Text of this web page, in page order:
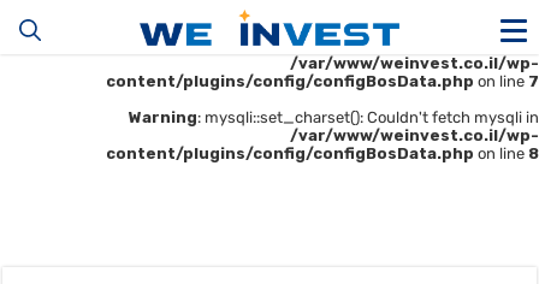
Warning
: mysqli::__construct(): (HY000/1045): Access denied for user
'u414896523_maofData'@'161.35.22.140' (using password: YES) in
/var/www/weinvest.co.il/wp-
content/plugins/config/configBosData.php on line 7
Warning: mysqli::set_charset(): Couldn't fetch mysqli in
/var/www/weinvest.co.il/wp-
content/plugins/config/configBosData.php on line 8